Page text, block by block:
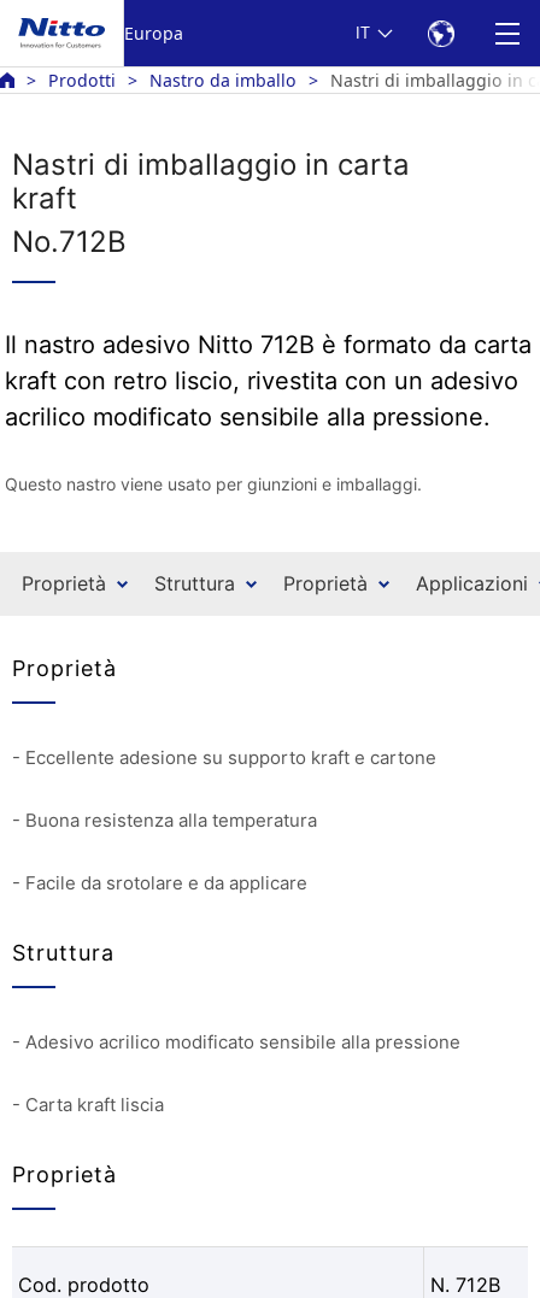
Europa IT
Prodotti Nastro da imballo Nastri di imballaggio in
Nastri di imballaggio in carta
kraft
No.712B
Il nastro adesivo Nitto 712B è formato da carta
kraft con retro liscio, rivestita con un adesivo
acrilico modificato sensibile alla pressione.
Questo nastro viene usato per giunzioni e imballaggi.
Proprietà Struttura Proprietà Applicazioni
Proprietà
- Eccellente adesione su supporto kraft e cartone
- Buona resistenza alla temperatura
- Facile da srotolare e da applicare
Struttura
- Adesivo acrilico modificato sensibile alla pressione
- Carta kraft liscia
Proprietà
Cod. prodotto N. 712B